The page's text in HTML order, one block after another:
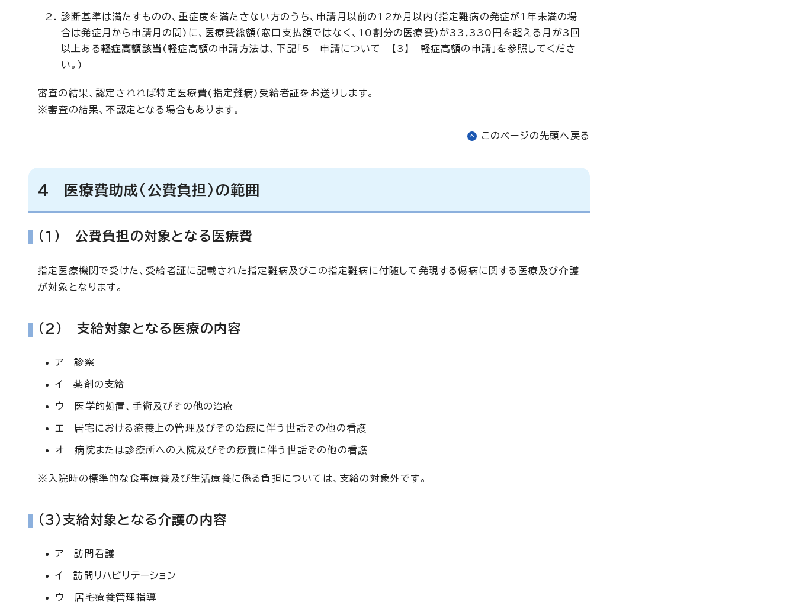
診断基準は満たすものの、重症度を満たさない方のうち、申請月以前の12か月以内(指定難病の発症が1年未満の場
合は発症月から申請月の間)に、医療費総額(窓口支払額ではなく、10割分の医療費)が33,330円を超える月が3回
以上ある軽症高額該当 (軽症高額の申請方法は、下記「5 申請について 【3】 軽症高額の申請」を参照してくださ
い。)
審査の結果、認定されれば特定医療費(指定難病)受給者証をお送りします。
※審査の結果、不認定となる場合もあります。
このページの先頭へ戻る
4 医療費助成(公費負担)の範囲
(1) 公費負担の対象となる医療費
指定医療機関で受けた、受給者証に記載された指定難病及びこの指定難病に付随して発現する傷病に関する医療及び介護
が対象となります。
(2) 支給対象となる医療の内容
ア 診察
イ 薬剤の支給
ウ 医学的処置、手術及びその他の治療
エ 居宅における療養上の管理及びその治療に伴う世話その他の看護
オ 病院または診療所への入院及びその療養に伴う世話その他の看護
※入院時の標準的な食事療養及び生活療養に係る負担については、支給の対象外です。
(3)支給対象となる介護の内容
ア 訪問看護
イ 訪問リハビリテーション
ウ 居宅療養管理指導